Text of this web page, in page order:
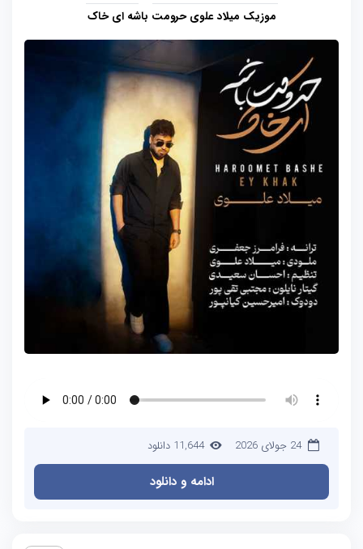
موزیک میلاد علوی حرومت باشه ای خاک
24 جولای 2026 11,644 دانلود
ادامه و دانلود